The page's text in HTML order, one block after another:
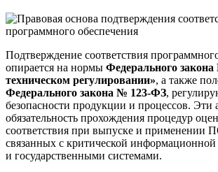
Подтверждение соответствия
опирается на нормы Федерального
техническом регулировании», а также
Федерального закона № 123-ФЗ,
безопасности продукции и процессов. Эти
обязательность прохождения процедур
соответствия при выпуске и применении
связанных с критической
и государственными системами.